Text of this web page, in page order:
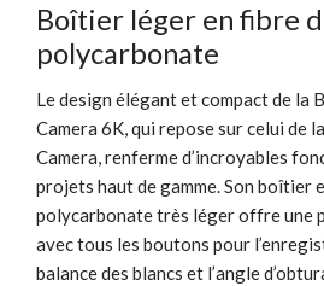
Boîtier léger en fibre
polycarbonate
Le design élégant et compact de la
Camera 6K, qui repose sur celui de
Camera, renferme d’incroyables
projets haut de gamme. Son boîtier
polycarbonate très léger offre une
avec tous les boutons pour
balance des blancs et l’angle